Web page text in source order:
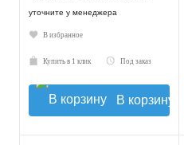
уточните у менеджера
В избранное
Купить в 1 клик Под заказ
В корзину